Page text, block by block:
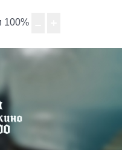
100%